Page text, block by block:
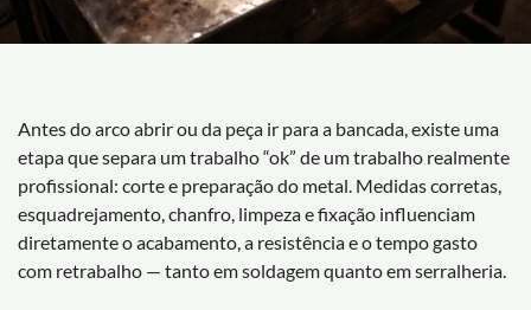
Antes do arco abrir ou da peça ir para a bancada, existe uma
etapa que separa um trabalho “ok” de um trabalho realmente
profissional: corte e preparação do metal. Medidas corretas,
esquadrejamento, chanfro, limpeza e fixação influenciam
diretamente o acabamento, a resistência e o tempo gasto
com retrabalho — tanto em soldagem quanto em serralheria.